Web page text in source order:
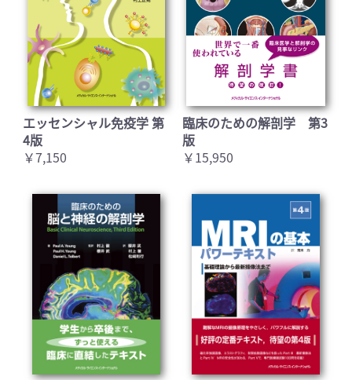
エッセンシャル免疫学 第
4版
￥7,150
臨床のための解剖学 第3
版
￥15,950